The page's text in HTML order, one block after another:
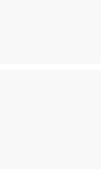
MI?
ÖNERİLERİ
MERKEZİ (TURSAM)
TEHLİKE